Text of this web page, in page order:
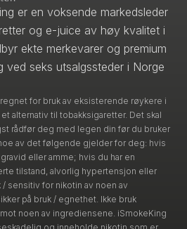
er en voksende markedsleder
og e-juice av høy kvalitet i
ekte merkevarer og premium
ved seks utsalgssteder i Norge
for bruk av eksisterende røykere i
alternativ til tobakksigaretter. Det skal
rådfør deg med legen din før du bruker
av det følgende gjelder for deg: hvis
eller amme; hvis du har en
tilstand, alvorlig hypertensjon eller
sensitiv for nikotin av noen av
på bruk / egnethet. Ikke bruk
noen av ingrediensene. iSmokeKing